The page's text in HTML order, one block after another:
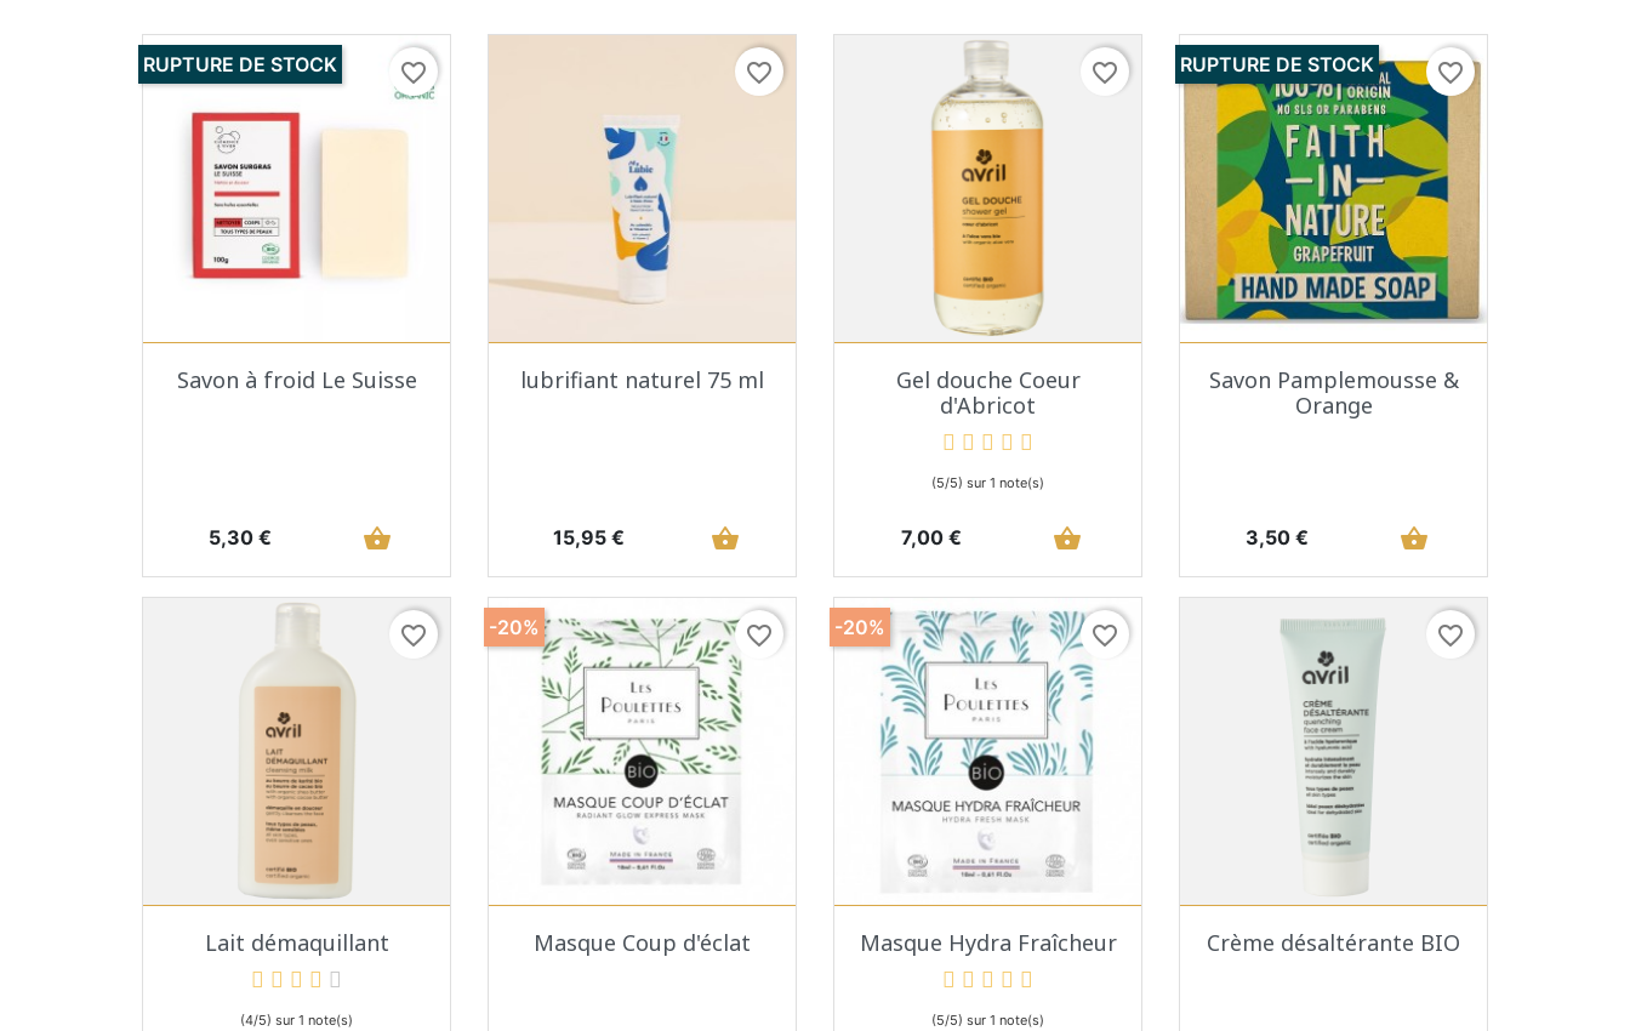
Aperçu rapide
favorite_border
Savon à froid Le Suisse
Prix
5,30 € shopping_basket
RUPTURE DE STOCK
Aperçu rapide
favorite_border
lubrifiant naturel 75 ml
Prix
15,95 € shopping_basket
Aperçu rapide
favorite_border
Gel douche Coeur
d'Abricot
(5/5) sur 1 note(s)
Prix
7,00 € shopping_basket
Aperçu rapide
favorite_border
Savon Pamplemousse &
Orange
Prix
3,50 € shopping_basket
RUPTURE DE STOCK
Aperçu rapide
favorite_border
Lait démaquillant
(4/5) sur 1 note(s)
Aperçu rapide
favorite_border
Masque Coup d'éclat
-20%
Aperçu rapide
favorite_border
Masque Hydra Fraîcheur
(5/5) sur 1 note(s)
-20%
Aperçu rapide
favorite_border
Crème désaltérante BIO